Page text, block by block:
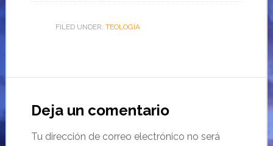
FILED UNDER: TEOLOGÍA
Deja un comentario
Tu dirección de correo electrónico no será